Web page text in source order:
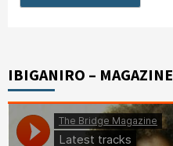
IBIGANIRO – MAGAZINE